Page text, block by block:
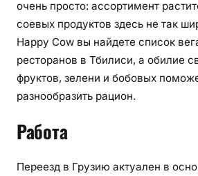
очень просто: ассортимент
соевых продуктов здесь не так
Happy Cow вы найдете список
ресторанов в Тбилиси, а обилие
фруктов, зелени и бобовых
разнообразить рацион.
Работа
Переезд в Грузию актуален в